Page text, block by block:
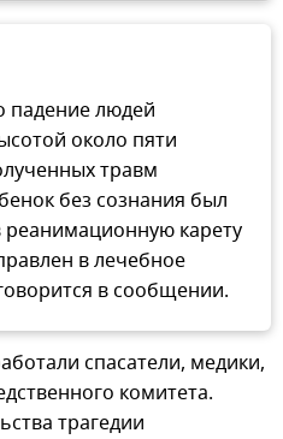
падение людей
около пяти
травм
без сознания был
реанимационную карету
в лечебное
в сообщении.
спасатели, медики,
комитета.
трагедии